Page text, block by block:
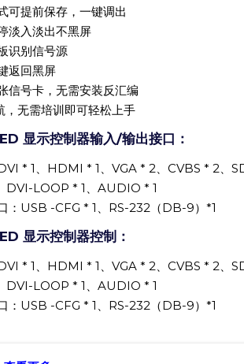
可提前保存，一键调出
淡入淡出不黑屏
识别信号源
返回黑屏
信号卡，无需安装反汇编
，无需培训即可轻松上手
显示控制器输入/输出接口：
* 1、HDMI * 1、VGA * 2、CVBS * 2、
DVI-LOOP * 1、AUDIO * 1
：USB -CFG * 1、RS-232（DB-9）*1
显示控制器控制：
* 1、HDMI * 1、VGA * 2、CVBS * 2、
DVI-LOOP * 1、AUDIO * 1
：USB -CFG * 1、RS-232（DB-9）*1